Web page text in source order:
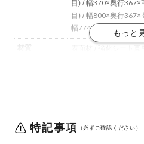
目) / 幅370×奥行367×
目) / 幅800×奥行367×
幅774×奥行367×高さ
特記事項 （必ずご確認ください）